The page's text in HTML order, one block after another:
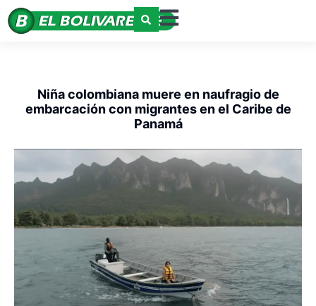
Niña colombiana muere en naufragio de
embarcación con migrantes en el Caribe de
Panamá